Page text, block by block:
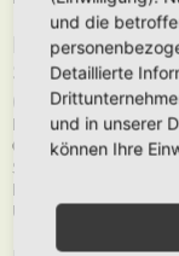
Für die
Schildes fallen
(inklusive
Deutschland: 32 €
Österreich, andere EU-
Schweiz: 39,50 €
Überweisung
und die
Detaillierte
und in unserer
können Ihre